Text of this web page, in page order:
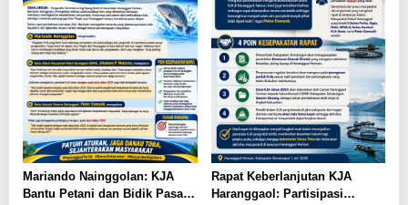
Mariando Nainggolan: KJA
Bantu Petani dan Bidik Pasar
Rapat Keberlanjutan KJA
Haranggaol: Partisipasi